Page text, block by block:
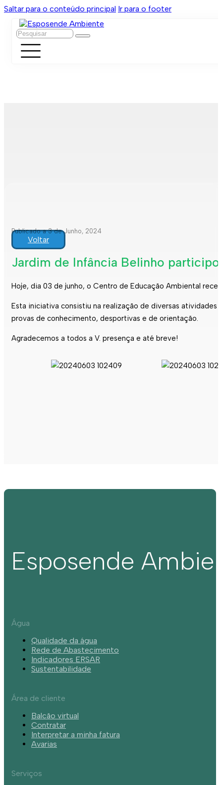
Saltar para o conteúdo principal Ir para o footer
Pesquisar
Publicado a 3 de Junho, 2024
Voltar
Jardim de Infância Belinho
Hoje, dia 03 de junho, o Centro de Educação Ambiental
Esta iniciativa consistiu na realização de diversas
provas de conhecimento, desportivas e de orientação.
Agradecemos a todos a V. presença e até breve!
Esposende
Água
Qualidade da água
Rede de Abastecimento
Indicadores ERSAR
Sustentabilidade
Área de cliente
Balcão virtual
Contratar
Interpretar a minha fatura
Avarias
Serviços